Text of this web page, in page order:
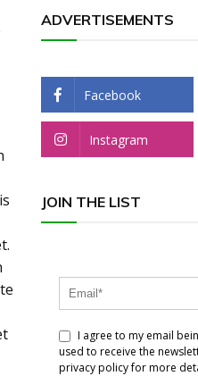
ADVERTISEMENTS
Facebook
Instagram
JOIN THE LIST
I agree to my email
used to receive the
privacy policy for more